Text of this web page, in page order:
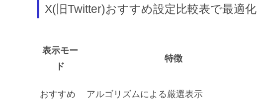
X(旧Twitter)おすすめ設定比較表で最適化
表示モー
ド
特徴
おすすめ アルゴリズムによる厳選表示